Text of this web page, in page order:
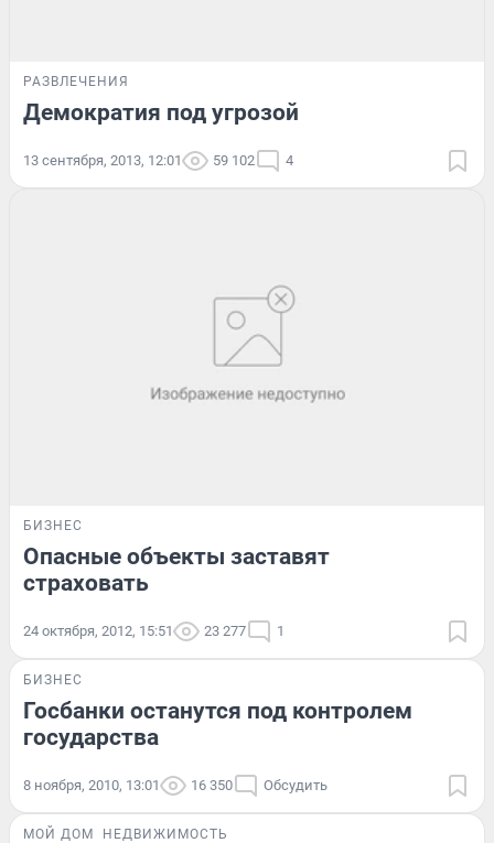
РАЗВЛЕЧЕНИЯ
Демократия под угрозой
13 сентября, 2013, 12:01 59 102 4
БИЗНЕС
Опасные объекты заставят
страховать
24 октября, 2012, 15:51 23 277 1
БИЗНЕС
Госбанки останутся под контролем
государства
8 ноября, 2010, 13:01 16 350 Обсудить
МОЙ ДОМ НЕДВИЖИМОСТЬ